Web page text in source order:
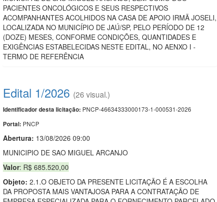
PACIENTES ONCOLÓGICOS E SEUS RESPECTIVOS
ACOMPANHANTES ACOLHIDOS NA CASA DE APOIO IRMÃ JOSELI,
LOCALIZADA NO MUNICÍPIO DE JAÚ/SP, PELO PERÍODO DE 12
(DOZE) MESES, CONFORME CONDIÇÕES, QUANTIDADES E
EXIGÊNCIAS ESTABELECIDAS NESTE EDITAL, NO AENXO I -
TERMO DE REFERÊNCIA
Edital 1/2026 (26 visual.)
Identificador desta licitação: PNCP-46634333000173-1-000531-2026
Portal: PNCP
Abertura: 13/08/2026 09:00
MUNICIPIO DE SAO MIGUEL ARCANJO
Valor: R$ 685.520,00
Objeto: 2.1.O OBJETO DA PRESENTE LICITAÇÃO É A ESCOLHA
DA PROPOSTA MAIS VANTAJOSA PARA A CONTRATAÇÃO DE